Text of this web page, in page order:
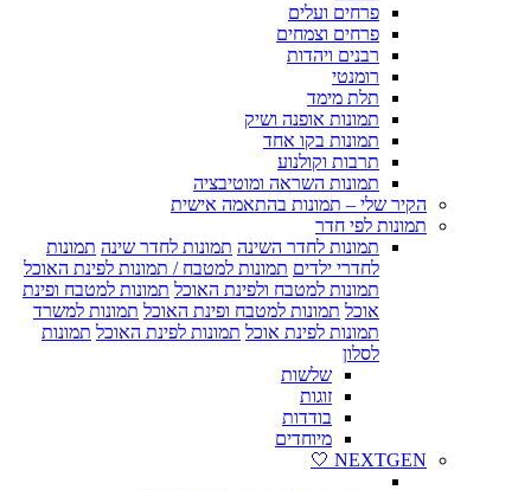
פרחים ועלים
פרחים וצמחים
רבנים ויהדות
רומנטי
תלת מימד
תמונות אופנה ושיק
תמונות בקו אחד
תרבות וקולנוע
תמונות השראה ומוטיבציה
הקיר שלי – תמונות בהתאמה אישית
תמונות לפי חדר
תמונות לחדר השינה תמונות לחדר שינה תמונות
לחדרי ילדים תמונות למטבח / תמונות לפינת האוכל
תמונות למטבח ולפינת האוכל תמונות למטבח ופינת
אוכל תמונות למטבח ופינת האוכל תמונות למשרד
תמונות לפינת אוכל תמונות לפינת האוכל תמונות
לסלון
שלשות
זוגות
בודדות
מיוחדים
NEXTGEN 🤍